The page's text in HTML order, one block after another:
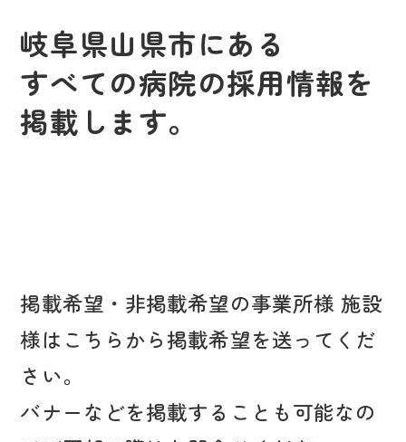
岐阜県山県市にある
すべての病院の採用情報を
掲載します。
掲載希望・非掲載希望の事業所様 施設
様はこちらから掲載希望を送ってくだ
さい。
バナーなどを掲載することも可能なの